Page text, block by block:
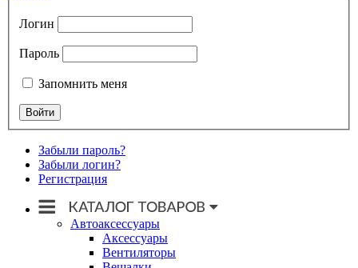
Логин
Пароль
Запомнить меня
Забыли пароль?
Забыли логин?
Регистрация
Автоаксессуары
Аксессуары
Вентиляторы